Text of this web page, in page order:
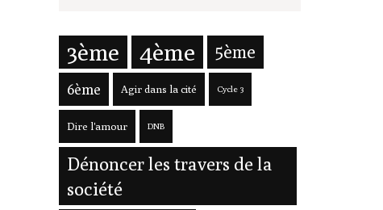
3ème 4ème 5ème
6ème Agir dans la cité Cycle 3
Dire l'amour DNB
Dénoncer les travers de la
société